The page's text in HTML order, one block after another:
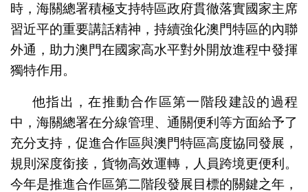
時，海關總署積極支持特區政府貫徹落實國家主席
習近平的重要講話精神，持續強化澳門特區的內聯
外通，助力澳門在國家高水平對外開放進程中發揮
獨特作用。
他指出，在推動合作區第一階段建設的過程
中，海關總署在分線管理、通關便利等方面給予了
充分支持，促進合作區與澳門特區高度協同發展，
規則深度銜接，貨物高效運轉，人員跨境更便利。
今年是推進合作區第二階段發展目標的關鍵之年，